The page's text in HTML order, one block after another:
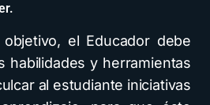
el Educador debe
habilidades y herramientas
al estudiante iniciativas